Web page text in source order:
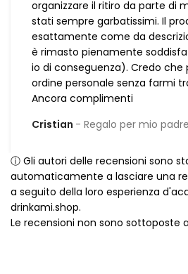
organizzare il ritiro da parte di
stati sempre garbatissimi. Il
esattamente come da
è rimasto pienamente
io di conseguenza). Credo che
ordine personale senza farmi
Ancora complimenti
Cristian
Regalo per mio padre
ⓘ Gli autori delle recensioni sono
automaticamente a lasciare una
a seguito della loro esperienza
drinkami.shop.
Le recensioni non sono sottoposte